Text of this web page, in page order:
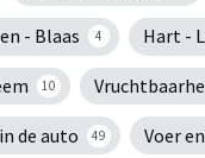
- Blaas 4 Hart -
10
de auto 49 Voer